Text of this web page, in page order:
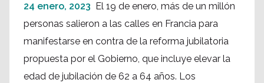
24 enero, 2023 El 19 de enero, más de un millón
personas salieron a las calles en Francia para
manifestarse en contra de la reforma jubilatoria
propuesta por el Gobierno, que incluye elevar la
edad de jubilación de 62 a 64 años. Los